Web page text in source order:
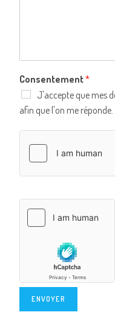
Consentement*
J'accepte que mes
afin que l'on me réponde.
ENVOYER